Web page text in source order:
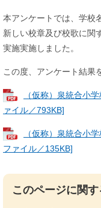
本アンケートでは、学校
新しい校章及び校歌に関
実施実施しました。
この度、アンケート結果
（仮称）泉統合小
ァイル／793KB]
（仮称）泉統合小
ファイル／135KB]
このページに関